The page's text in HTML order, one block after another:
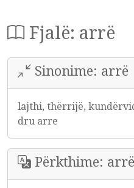
Fjalë: arrë
Sinonime: arrë
lajthi, thërrijë,
dru arre
Përkthime: arrë